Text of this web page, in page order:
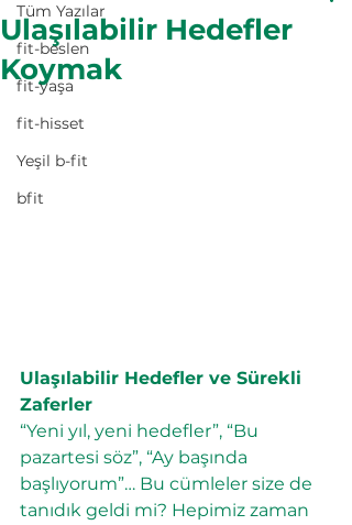
Tüm Yazılar
fit-beslen
fit-yaşa
fit-hisset
Yeşil b-fit
bfit
Ulaşılabilir Hedefler
Koymak
Ulaşılabilir Hedefler ve Sürekli
Zaferler
“Yeni yıl, yeni hedefler”, “Bu
pazartesi söz”, “Ay başında
başlıyorum”… Bu cümleler size de
tanıdık geldi mi? Hepimiz zaman